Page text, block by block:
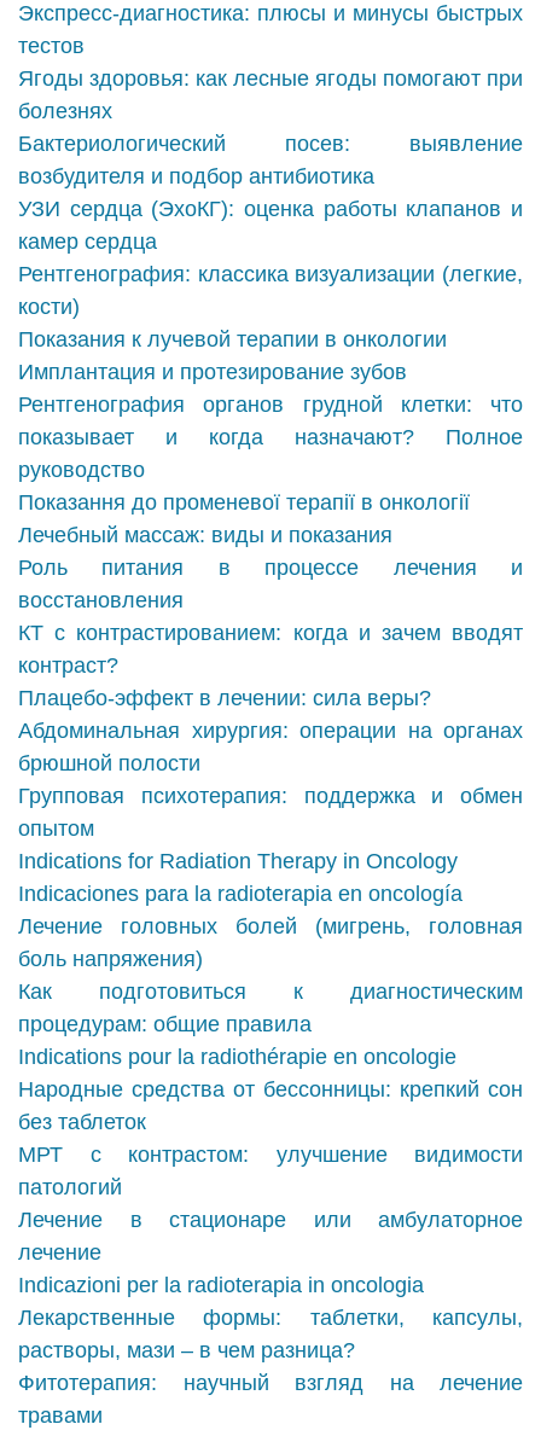
Экспресс-диагностика: плюсы и минусы быстрых
тестов
Ягоды здоровья: как лесные ягоды помогают при
болезнях
Бактериологический посев: выявление
возбудителя и подбор антибиотика
УЗИ сердца (ЭхоКГ): оценка работы клапанов и
камер сердца
Рентгенография: классика визуализации (легкие,
кости)
Показания к лучевой терапии в онкологии
Имплантация и протезирование зубов
Рентгенография органов грудной клетки: что
показывает и когда назначают? Полное
руководство
Показання до променевої терапії в онкології
Лечебный массаж: виды и показания
Роль питания в процессе лечения и
восстановления
КТ с контрастированием: когда и зачем вводят
контраст?
Плацебо-эффект в лечении: сила веры?
Абдоминальная хирургия: операции на органах
брюшной полости
Групповая психотерапия: поддержка и обмен
опытом
Indications for Radiation Therapy in Oncology
Indicaciones para la radioterapia en oncología
Лечение головных болей (мигрень, головная
боль напряжения)
Как подготовиться к диагностическим
процедурам: общие правила
Indications pour la radiothérapie en oncologie
Народные средства от бессонницы: крепкий сон
без таблеток
МРТ с контрастом: улучшение видимости
патологий
Лечение в стационаре или амбулаторное
лечение
Indicazioni per la radioterapia in oncologia
Лекарственные формы: таблетки, капсулы,
растворы, мази – в чем разница?
Фитотерапия: научный взгляд на лечение
травами